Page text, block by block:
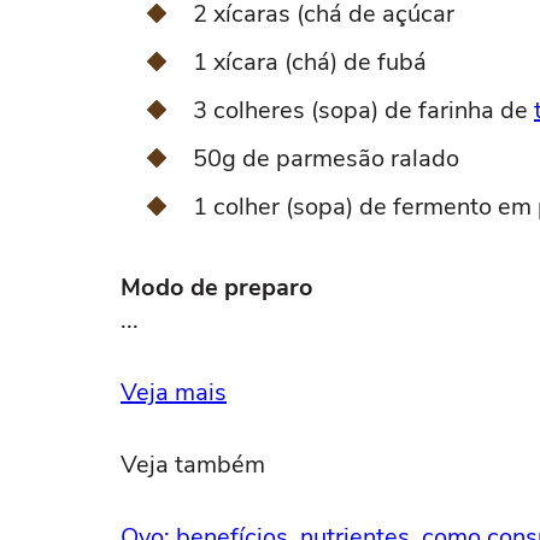
2 xícaras (chá de açúcar
1 xícara (chá) de fubá
3 colheres (sopa) de farinha de
50g de parmesão ralado
1 colher (sopa) de fermento em
Modo de preparo
...
Veja mais
Veja também